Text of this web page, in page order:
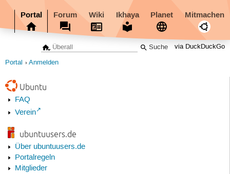
Portal Forum Wiki Ikhaya Planet Mitmachen
via DuckDuckGo
Portal Anmelden
Ubuntu
FAQ
Verein
ubuntuusers.de
Über ubuntuusers.de
Portalregeln
Mitglieder